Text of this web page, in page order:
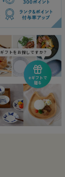
eギフトで
贈る
ギフトをお探しですか？